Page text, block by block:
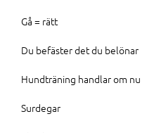
Gå = rätt
Du befäster det du belönar
Hundträning handlar om nu
Surdegar